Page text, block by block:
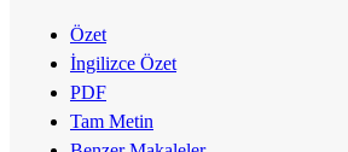
Özet
İngilizce Özet
PDF
Tam Metin